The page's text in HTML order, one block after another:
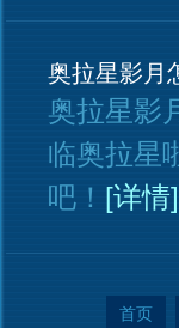
奥拉星影月
奥拉星影
临奥拉星
吧！ [详情]
首页